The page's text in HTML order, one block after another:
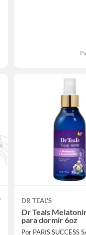
DR TEAL'S
Dr Teals
para dormir 6oz
Por PARIS SUCCESS